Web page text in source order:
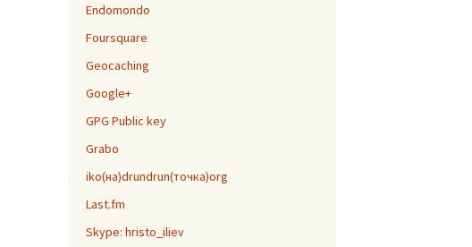
Endomondo
Foursquare
Geocaching
Google+
GPG Public key
Grabo
iko(на)drundrun(точка)org
Last.fm
Skype: hristo_iliev